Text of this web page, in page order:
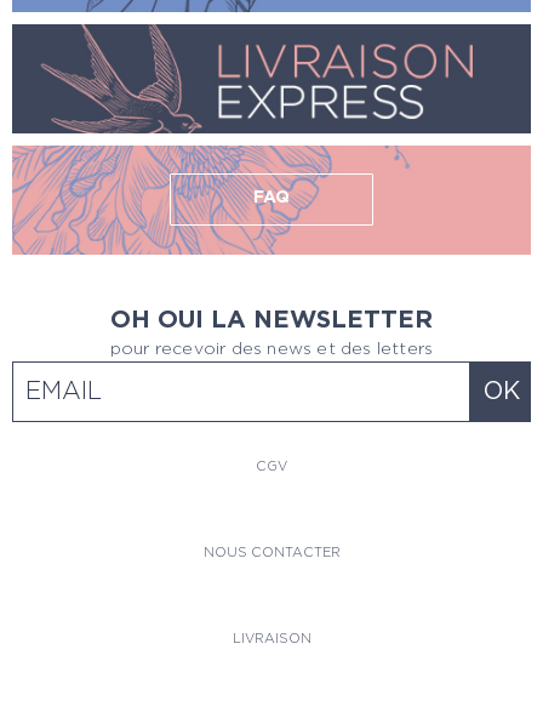
FAQ
OH OUI LA NEWSLETTER
pour recevoir des news et des letters
CGV
NOUS CONTACTER
LIVRAISON